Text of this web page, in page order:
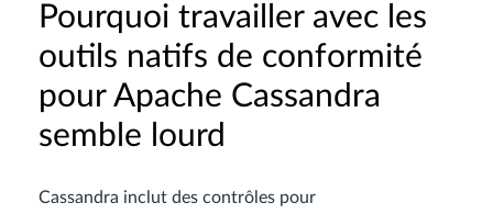
Pourquoi travailler avec les
outils natifs de conformité
pour Apache Cassandra
semble lourd
Cassandra inclut des contrôles pour